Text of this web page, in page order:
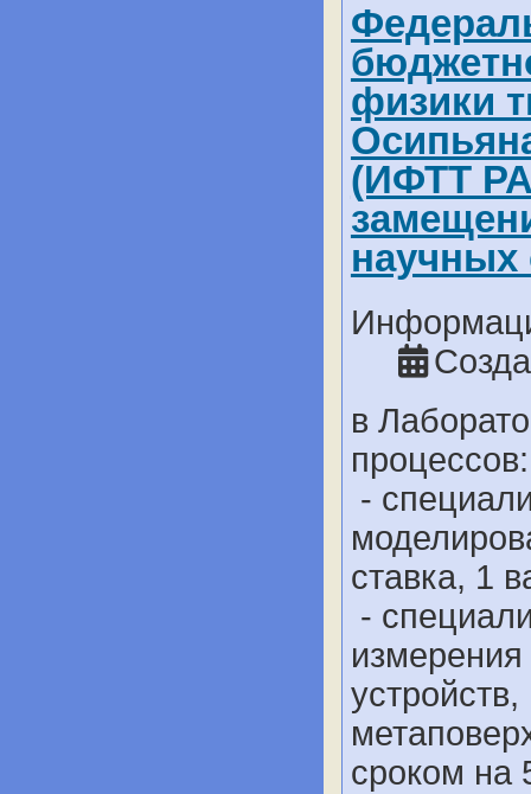
физики
(ИФТТ
научных
в
процессов:
-
ставка, 1
-
сроком на